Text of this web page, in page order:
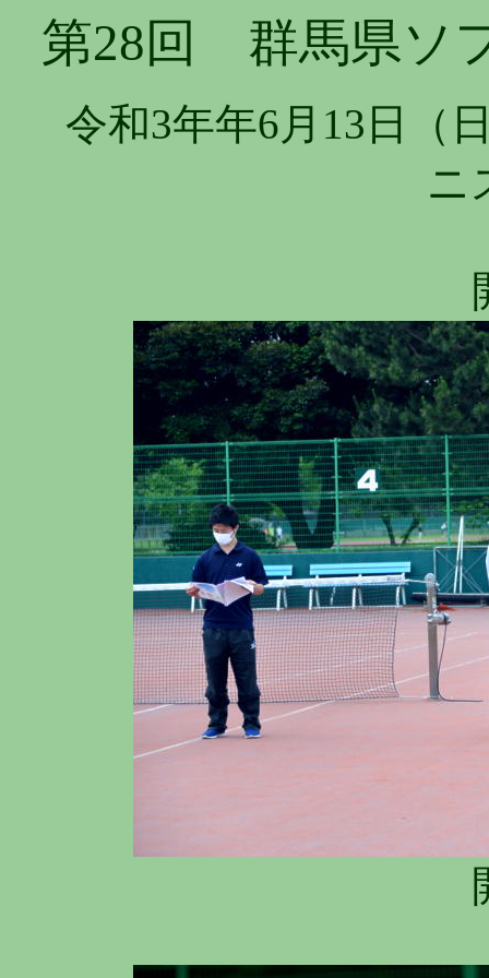
第28回 群馬県ソ
令和3年年6月13日
ニ